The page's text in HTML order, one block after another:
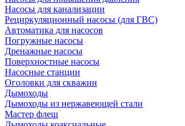
Насосы для канализации
Рециркуляционный насосы (для ГВС)
Автоматика для насосов
Погружные насосы
Дренажные насосы
Поверхностные насосы
Насосные станции
Оголовки для скважин
Дымоходы
Дымоходы из нержавеющей стали
Мастер флеш